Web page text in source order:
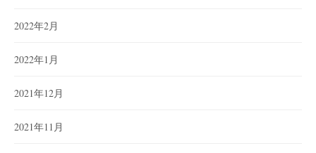
2022年2月
2022年1月
2021年12月
2021年11月